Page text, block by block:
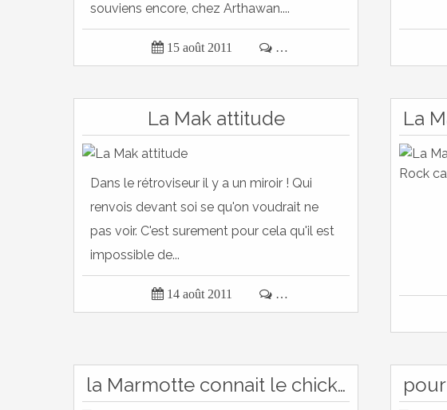
souviens encore, chez Arthawan....
 15 août 2011  …
La Mak attitude
Dans le rétroviseur il y a un miroir ! Qui
renvois devant soi se qu'on voudrait ne
pas voir. C'est surement pour cela qu'il est
impossible de...
 14 août 2011  …
la Marmotte connait le chicken coconut cream